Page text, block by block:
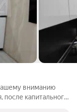
вниманию
после капитального